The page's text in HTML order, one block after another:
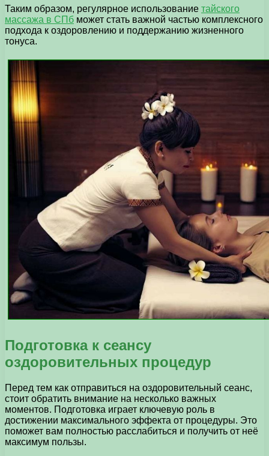
Таким образом, регулярное использование тайского
массажа в СПб может стать важной частью комплексного
подхода к оздоровлению и поддержанию жизненного
тонуса.
Подготовка к сеансу
оздоровительных процедур
Перед тем как отправиться на оздоровительный сеанс,
стоит обратить внимание на несколько важных
моментов. Подготовка играет ключевую роль в
достижении максимального эффекта от процедуры. Это
поможет вам полностью расслабиться и получить от неё
максимум пользы.